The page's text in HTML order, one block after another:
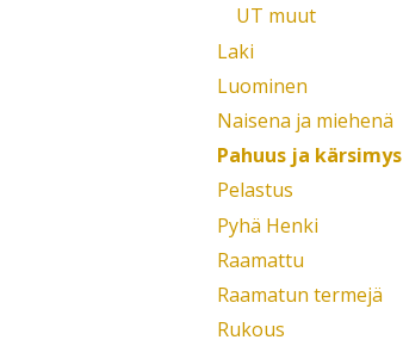
UT muut
Laki
Luominen
Naisena ja miehenä
Pahuus ja kärsimys
Pelastus
Pyhä Henki
Raamattu
Raamatun termejä
Rukous